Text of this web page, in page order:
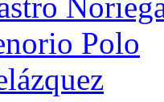
Polo